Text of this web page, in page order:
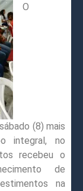
O
(8) mais
integral, no
recebeu o
de
na